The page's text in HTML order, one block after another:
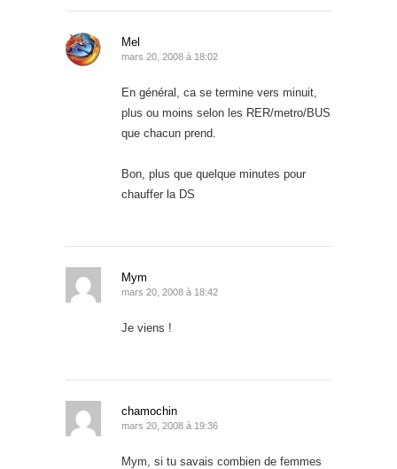
Mel
mars 20, 2008 à 18:02
En général, ca se termine vers minuit,
plus ou moins selon les RER/metro/BUS
que chacun prend.
Bon, plus que quelque minutes pour
chauffer la DS
Mym
mars 20, 2008 à 18:42
Je viens !
chamochin
mars 20, 2008 à 19:36
Mym, si tu savais combien de femmes